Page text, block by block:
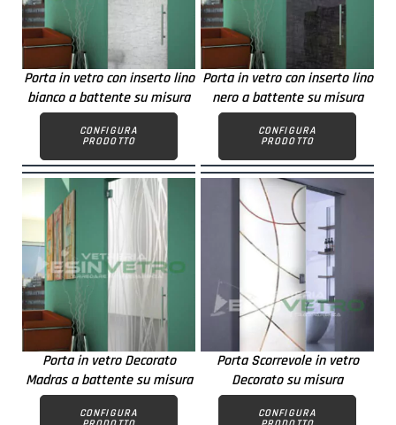
Porta in vetro con inserto lino
bianco a battente su misura
CONFIGURA
PRODOTTO
Porta in vetro con inserto lino
nero a battente su misura
CONFIGURA
PRODOTTO
Porta in vetro Decorato
Madras a battente su misura
CONFIGURA
Porta Scorrevole in vetro
Decorato su misura
CONFIGURA